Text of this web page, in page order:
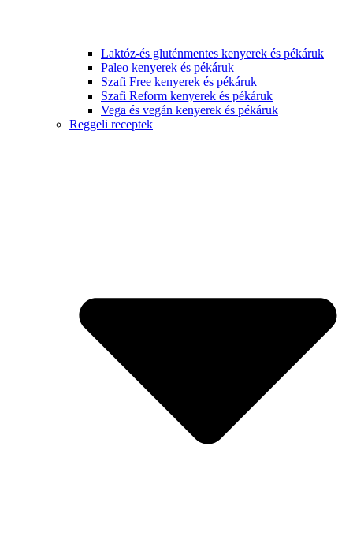
Laktóz-és gluténmentes kenyerek és pékáruk
Paleo kenyerek és pékáruk
Szafi Free kenyerek és pékáruk
Szafi Reform kenyerek és pékáruk
Vega és vegán kenyerek és pékáruk
Reggeli receptek